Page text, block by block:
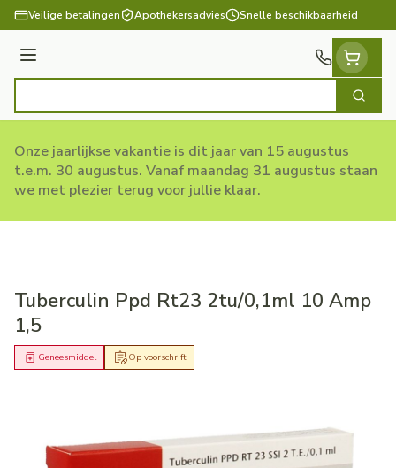
Ga naar de inhoud
Veilige betalingen Apothekersadvies Snelle beschikbaarheid
Menu
Product, merk, categorie... Zoek
Onze jaarlijkse vakantie is dit jaar van 15 augustus
t.e.m. 30 augustus. Vanaf maandag 31 augustus staan
we met plezier terug voor jullie klaar.
Tuberculin Ppd Rt23 2tu/0,1ml 10 Amp
1,5
Op voorschrift
Geneesmiddel